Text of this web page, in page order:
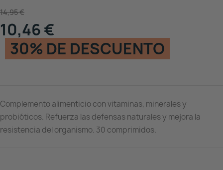
14,95 €
10,46 €
30% DE DESCUENTO
Complemento alimenticio con vitaminas, minerales y
probióticos. Refuerza las defensas naturales y mejora la
resistencia del organismo. 30 comprimidos.